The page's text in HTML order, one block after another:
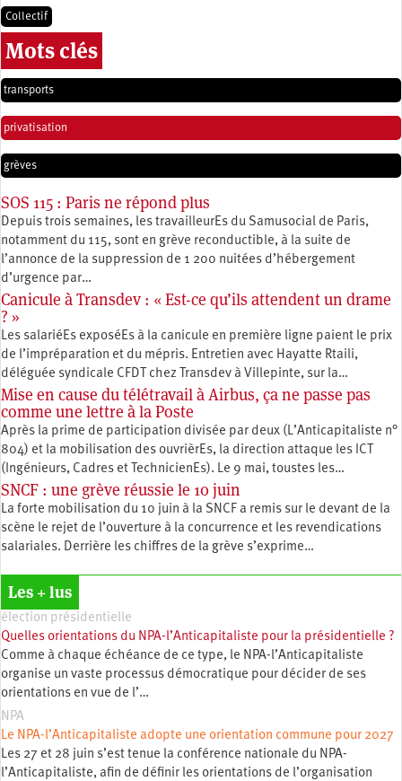
Collectif
Mots clés
transports
privatisation
grèves
SOS 115 : Paris ne répond plus
Depuis trois semaines, les travailleurEs du Samusocial de Paris,
notamment du 115, sont en grève reconductible, à la suite de
l’annonce de la suppression de 1 200 nuitées d’hébergement
d’urgence par…
Canicule à Transdev : « Est-ce qu’ils attendent un drame
? »
Les salariéEs exposéEs à la canicule en première ligne paient le prix
de l’impréparation et du mépris. Entretien avec Hayatte Rtaili,
déléguée syndicale CFDT chez Transdev à Villepinte, sur la…
Mise en cause du télétravail à Airbus, ça ne passe pas
comme une lettre à la Poste
Après la prime de participation divisée par deux (L’Anticapitaliste n°
804) et la mobilisation des ouvrièrEs, la direction attaque les ICT
(Ingénieurs, Cadres et TechnicienEs). Le 9 mai, toustes les…
SNCF : une grève réussie le 10 juin
La forte mobilisation du 10 juin à la SNCF a remis sur le devant de la
scène le rejet de l’ouverture à la concurrence et les revendications
salariales. Derrière les chiffres de la grève s’exprime…
Les + lus
élection présidentielle
Quelles orientations du NPA-l’Anticapitaliste pour la présidentielle ?
Comme à chaque échéance de ce type, le NPA-l’Anticapitaliste
organise un vaste processus démocratique pour décider de ses
orientations en vue de l’…
NPA
Le NPA-l’Anticapitaliste adopte une orientation commune pour 2027
Les 27 et 28 juin s’est tenue la conférence nationale du NPA-
l’Anticapitaliste, afin de définir les orientations de l’organisation